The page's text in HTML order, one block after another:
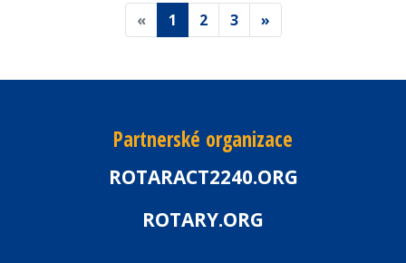
« 1 2 3 »
Partnerské organizace
ROTARACT2240.ORG
ROTARY.ORG